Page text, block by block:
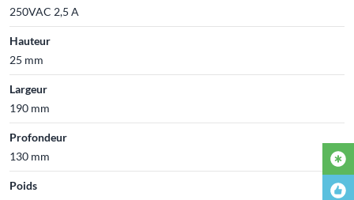
250VAC 2,5 A
Hauteur
25 mm
Largeur
190 mm
Profondeur
130 mm
Poids